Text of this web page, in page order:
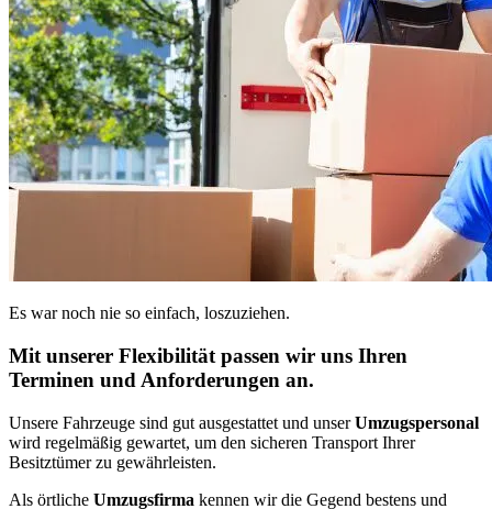
Es war noch nie so einfach, loszuziehen.
Mit unserer Flexibilität passen wir uns Ihren
Terminen und Anforderungen an.
Unsere Fahrzeuge sind gut ausgestattet und unserUmzugspersonal
wird regelmäßig gewartet, um den sicheren Transport Ihrer
Besitztümer zu gewährleisten.
Als örtliche Umzugsfirma kennen wir die Gegend bestens und